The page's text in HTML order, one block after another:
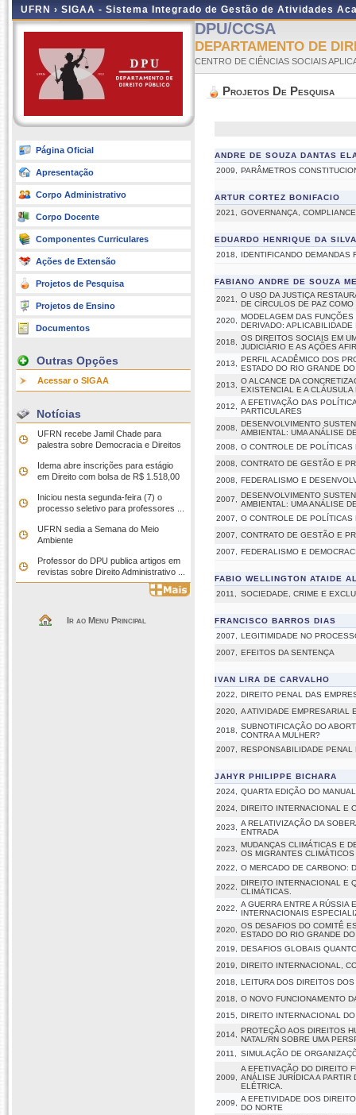
UFRN › SIGAA - Sistema Integrado de Gestão de Atividades
Página Oficial
Apresentação
Corpo Administrativo
Corpo Docente
Componentes Curriculares
Ações de Extensão
Projetos de Pesquisa
Projetos de Ensino
Documentos
Outras Opções
Acessar o SIGAA
Notícias
UFRN recebe Jamil Chade para
palestra sobre Democracia e Direitos
Idema abre inscrições para estágio
em Direito com bolsa de R$ 1.518,00
Iniciou nesta segunda-feira (7) o
processo seletivo para professores ...
UFRN sedia a Semana do Meio
Ambiente
Professor do DPU publica artigos em
revistas sobre Direito Administrativo ...
Ir ao Menu Principal
DPU/CCSA
DEPARTAMENTO DE
CENTRO DE CIÊNCIAS SOCIAIS
Projetos De Pesquisa
ANDRE DE SOUZA DANTAS
2009,
PARÂMETROS
ARTUR CORTEZ BONIFACIO
2021,
GOVERNANÇA,
EDUARDO HENRIQUE DA
2018,
IDENTIFICANDO DEMANDAS
FABIANO ANDRE DE SOUZA
2021,
O USO DA JUSTIÇA
DE CÍRCULOS DE PAZ
2020,
MODELAGEM DAS
DERIVADO:
2018,
OS DIREITOS SOCIAIS EM
JUDICIÁRIO E AS AÇÕES
2013,
PERFIL ACADÊMICO DOS
ESTADO DO RIO GRANDE
2013,
O ALCANCE DA
EXISTENCIAL E A
2012,
A EFETIVAÇÃO DAS
PARTICULARES
2008,
DESENVOLVIMENTO
AMBIENTAL: UMA ANÁLISE
2008,
O CONTROLE DE POLÍTICAS
2008,
CONTRATO DE GESTÃO E
2008,
FEDERALISMO E
2007,
DESENVOLVIMENTO
AMBIENTAL: UMA ANÁLISE
2007,
O CONTROLE DE POLÍTICAS
2007,
CONTRATO DE GESTÃO E
2007,
FEDERALISMO E
FABIO WELLINGTON ATAIDE
2011,
SOCIEDADE, CRIME E
FRANCISCO BARROS DIAS
2007,
LEGITIMIDADE NO
2007,
EFEITOS DA SENTENÇA
IVAN LIRA DE CARVALHO
2022,
DIREITO PENAL DAS
2020,
A ATIVIDADE EMPRESARIAL
2018,
SUBNOTIFICAÇÃO DO
CONTRA A MULHER?
2007,
RESPONSABILIDADE PENAL
JAHYR PHILIPPE BICHARA
2024,
QUARTA EDIÇÃO DO
2024,
DIREITO INTERNACIONAL E
2023,
A RELATIVIZAÇÃO DA
ENTRADA
2023,
MUDANÇAS CLIMÁTICAS E
OS MIGRANTES CLIMÁTICOS
2022,
O MERCADO DE CARBONO:
2022,
DIREITO INTERNACIONAL E
CLIMÁTICAS.
2022,
A GUERRA ENTRE A RÚSSIA
INTERNACIONAIS
2020,
OS DESAFIOS DO COMITÊ
ESTADO DO RIO GRANDE
2019,
DESAFIOS GLOBAIS
2019,
DIREITO INTERNACIONAL,
2018,
LEITURA DOS DIREITOS
2018,
O NOVO FUNCIONAMENTO
2015,
DIREITO INTERNACIONAL
2014,
PROTEÇÃO AOS DIREITOS
NATAL/RN SOBRE UMA
2011,
SIMULAÇÃO DE
2009,
A EFETIVAÇÃO DO DIREITO
ANÁLISE JURÍDICA A
ELÉTRICA.
2009,
A EFETIVIDADE DOS
DO NORTE